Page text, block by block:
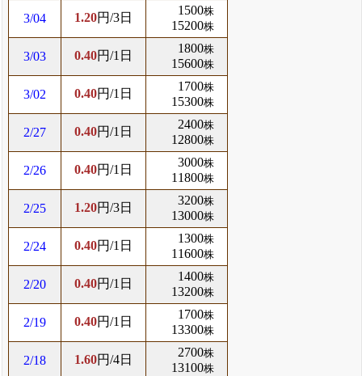
3/04 1.20円/3日
1500株
15200株
3/03 0.40円/1日
1800株
15600株
3/02 0.40円/1日
1700株
15300株
2/27 0.40円/1日
2400株
12800株
2/26 0.40円/1日
3000株
11800株
2/25 1.20円/3日
3200株
13000株
2/24 0.40円/1日
1300株
11600株
2/20 0.40円/1日
1400株
13200株
2/19 0.40円/1日
1700株
13300株
2/18 1.60円/4日
2700株
13100株